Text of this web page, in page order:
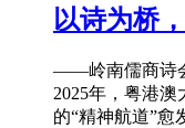
以诗为桥
——岭南儒商诗
2025年，粤港澳
的“精神航道”愈